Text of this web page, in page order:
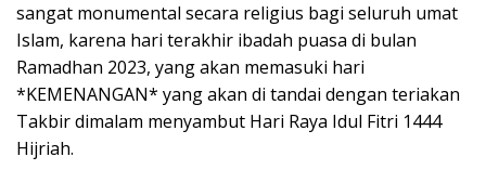
sangat monumental secara religius bagi seluruh umat
Islam, karena hari terakhir ibadah puasa di bulan
Ramadhan 2023, yang akan memasuki hari
*KEMENANGAN* yang akan di tandai dengan teriakan
Takbir dimalam menyambut Hari Raya Idul Fitri 1444
Hijriah.